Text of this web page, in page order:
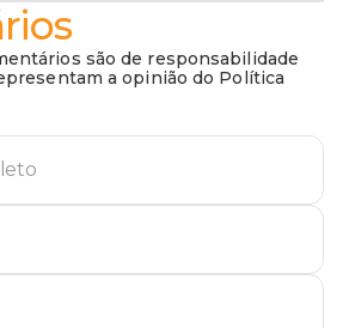
são de responsabilidade
a opinião do Política